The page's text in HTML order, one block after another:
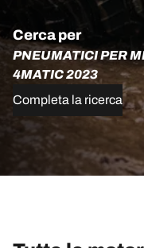
Cerca per
PNEUMATICI PER
4MATIC 2023
Completa la ricerca